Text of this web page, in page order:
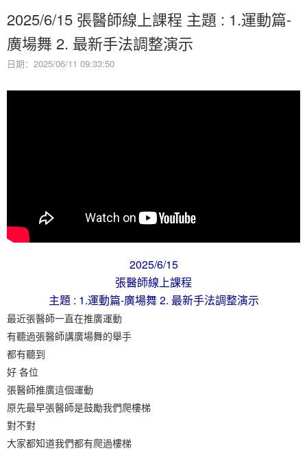
2025/6/15 張醫師線上課程 主題 : 1.運動篇-
廣場舞 2. 最新手法調整演示
日期：2025/06/11 09:33:50
2025/6/15
張醫師線上課程
主題 : 1.運動篇-廣場舞 2. 最新手法調整演示
最近張醫師一直在推廣運動
有聽過張醫師講廣場舞的舉手
都有聽到
好 各位
張醫師推廣這個運動
原先最早張醫師是鼓勵我們爬樓梯
對不對
大家都知道我們都有爬過樓梯